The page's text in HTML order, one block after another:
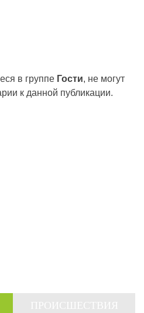
в группе Гости, не могут
к данной публикации.